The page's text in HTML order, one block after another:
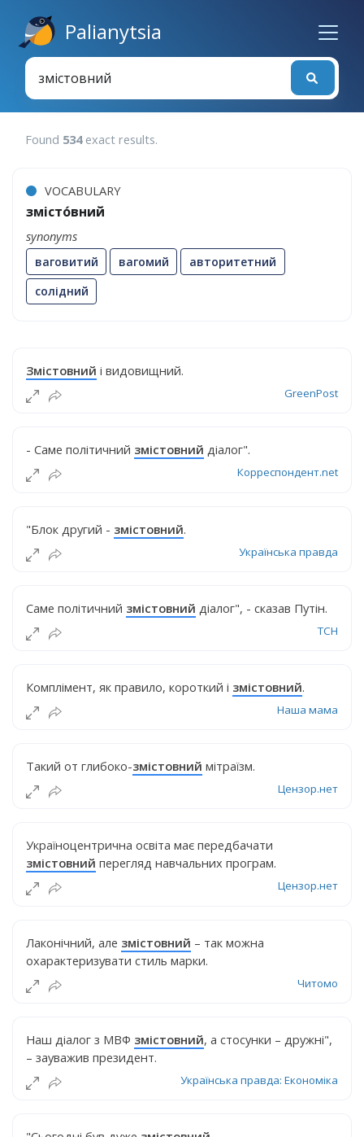
Palianytsia
Found 534exact results.
VOCABULARY
змісто́вний
synonyms
ваговитий вагомий
авторитетний
солідний
Змістовний і видовищний.
GreenPost
- Саме політичний змістовний діалог".
Корреспондент.net
"Блок другий - змістовний.
Українська правда
Саме політичний змістовний діалог", - сказав Путін.
ТСН
Комплімент, як правило, короткий і змістовний.
Наша мама
Такий от глибоко-змістовний мітраїзм.
Цензор.нет
Україноцентрична освіта має передбачати
змістовний перегляд навчальних програм.
Цензор.нет
Лаконічний, але змістовний – так можна
охарактеризувати стиль марки.
Читомо
Наш діалог з МВФ змістовний, а стосунки – дружні",
– зауважив президент.
Українська правда: Економіка